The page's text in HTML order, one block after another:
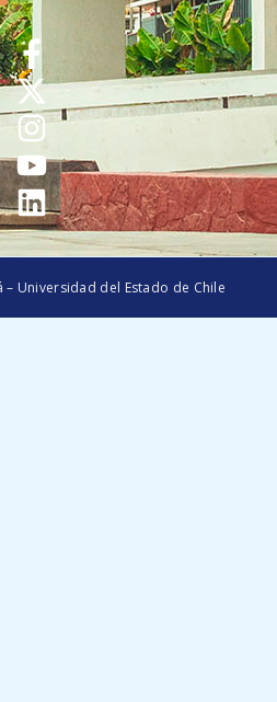
Universidad del Estado de Chile